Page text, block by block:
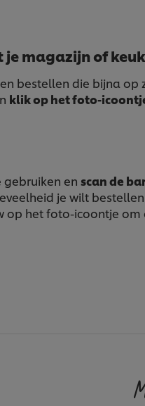
je magazijn of
bestellen die bijna op
klik op het foto-
en scan de
je wilt
het foto-icoontje om